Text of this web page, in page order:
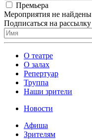
Премьера
Мероприятия не найдены
Подписаться на рассылку
О театре
О залах
Репертуар
Труппа
Наши зрители
Новости
Афиша
Зрителям